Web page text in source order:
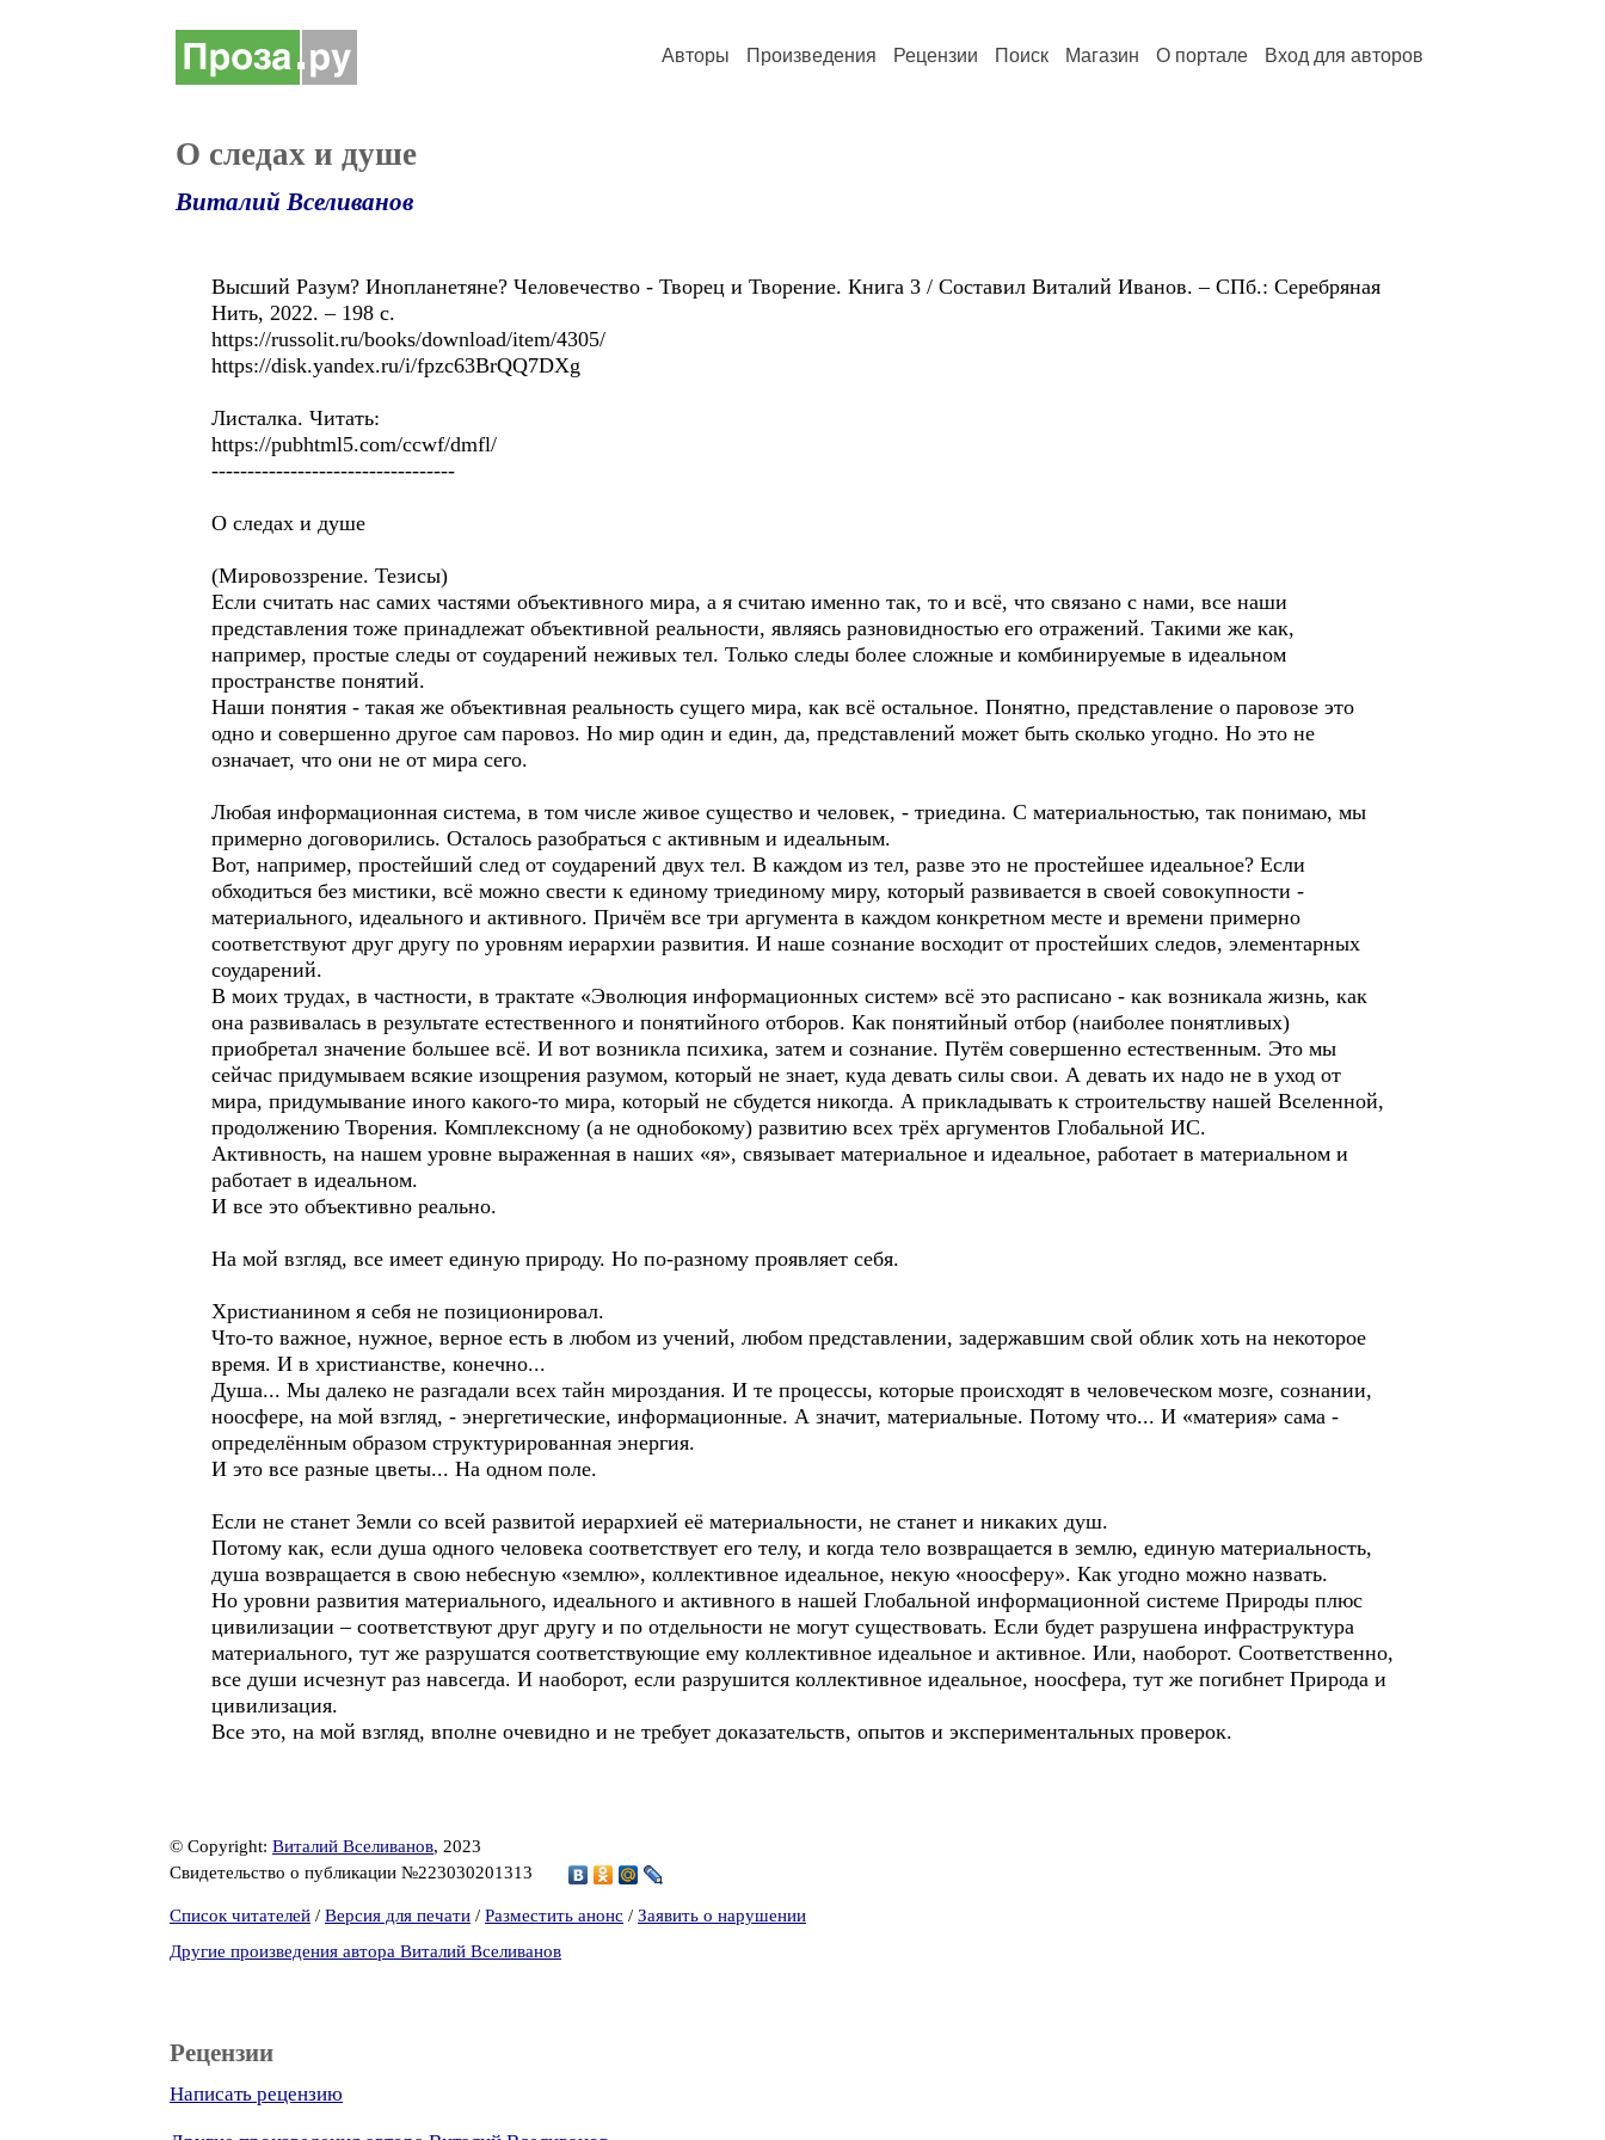
Авторы Произведения Рецензии Поиск Магазин О портале Вход для авторов
О следах и душе
Виталий Вселиванов
Высший Разум? Инопланетяне? Человечество - Творец и Творение. Книга 3 / Составил Виталий Иванов. – СПб.: Серебряная
Нить, 2022. – 198 с.
https://russolit.ru/books/download/item/4305/
https://disk.yandex.ru/i/fpzc63BrQQ7DXg
Листалка. Читать:
https://pubhtml5.com/ccwf/dmfl/
----------------------------------
О следах и душе
(Мировоззрение. Тезисы)
Если считать нас самих частями объективного мира, а я считаю именно так, то и всё, что связано с нами, все наши
представления тоже принадлежат объективной реальности, являясь разновидностью его отражений. Такими же как,
например, простые следы от соударений неживых тел. Только следы более сложные и комбинируемые в идеальном
пространстве понятий.
Наши понятия - такая же объективная реальность сущего мира, как всё остальное. Понятно, представление о паровозе это
одно и совершенно другое сам паровоз. Но мир один и един, да, представлений может быть сколько угодно. Но это не
означает, что они не от мира сего.
Любая информационная система, в том числе живое существо и человек, - триедина. С материальностью, так понимаю, мы
примерно договорились. Осталось разобраться с активным и идеальным.
Вот, например, простейший след от соударений двух тел. В каждом из тел, разве это не простейшее идеальное? Если
обходиться без мистики, всё можно свести к единому триединому миру, который развивается в своей совокупности -
материального, идеального и активного. Причём все три аргумента в каждом конкретном месте и времени примерно
соответствуют друг другу по уровням иерархии развития. И наше сознание восходит от простейших следов, элементарных
соударений.
В моих трудах, в частности, в трактате «Эволюция информационных систем» всё это расписано - как возникала жизнь, как
она развивалась в результате естественного и понятийного отборов. Как понятийный отбор (наиболее понятливых)
приобретал значение большее всё. И вот возникла психика, затем и сознание. Путём совершенно естественным. Это мы
сейчас придумываем всякие изощрения разумом, который не знает, куда девать силы свои. А девать их надо не в уход от
мира, придумывание иного какого-то мира, который не сбудется никогда. А прикладывать к строительству нашей Вселенной,
продолжению Творения. Комплексному (а не однобокому) развитию всех трёх аргументов Глобальной ИС.
Активность, на нашем уровне выраженная в наших «я», связывает материальное и идеальное, работает в материальном и
работает в идеальном.
И все это объективно реально.
На мой взгляд, все имеет единую природу. Но по-разному проявляет себя.
Христианином я себя не позиционировал.
Что-то важное, нужное, верное есть в любом из учений, любом представлении, задержавшим свой облик хоть на некоторое
время. И в христианстве, конечно...
Душа... Мы далеко не разгадали всех тайн мироздания. И те процессы, которые происходят в человеческом мозге, сознании,
ноосфере, на мой взгляд, - энергетические, информационные. А значит, материальные. Потому что... И «материя» сама -
определённым образом структурированная энергия.
И это все разные цветы... На одном поле.
Если не станет Земли со всей развитой иерархией её материальности, не станет и никаких душ.
Потому как, если душа одного человека соответствует его телу, и когда тело возвращается в землю, единую материальность,
душа возвращается в свою небесную «землю», коллективное идеальное, некую «ноосферу». Как угодно можно назвать.
Но уровни развития материального, идеального и активного в нашей Глобальной информационной системе Природы плюс
цивилизации – соответствуют друг другу и по отдельности не могут существовать. Если будет разрушена инфраструктура
материального, тут же разрушатся соответствующие ему коллективное идеальное и активное. Или, наоборот. Соответственно,
все души исчезнут раз навсегда. И наоборот, если разрушится коллективное идеальное, ноосфера, тут же погибнет Природа и
цивилизация.
Все это, на мой взгляд, вполне очевидно и не требует доказательств, опытов и экспериментальных проверок.
© Copyright: Виталий Вселиванов, 2023
Свидетельство о публикации №223030201313
Список читателей / Версия для печати / Разместить анонс / Заявить о нарушении
Другие произведения автора Виталий Вселиванов
Рецензии
Написать рецензию